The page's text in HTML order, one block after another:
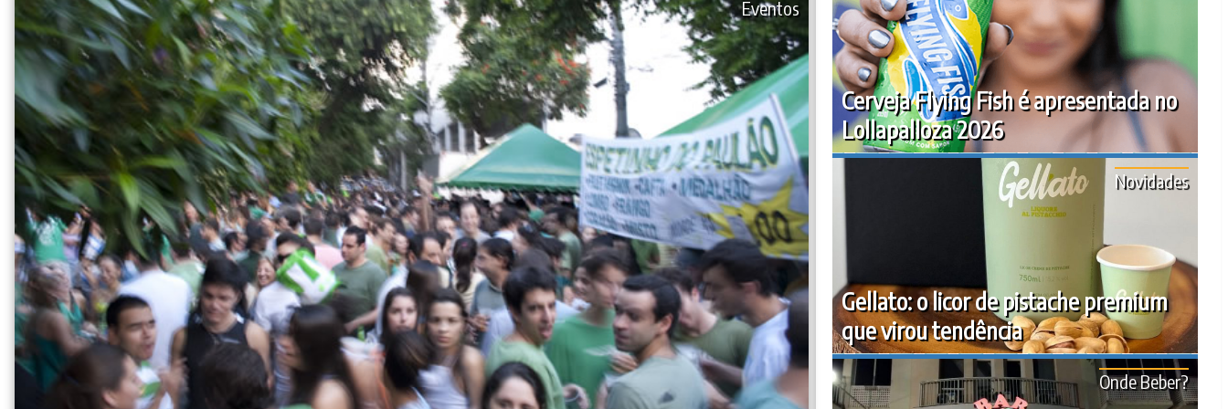
Eventos
Cerveja Flying Fish é apresentada no
Lollapalloza 2026
Gellato: o licor de pistache premium
que virou tendência
Novidades
Onde Beber?